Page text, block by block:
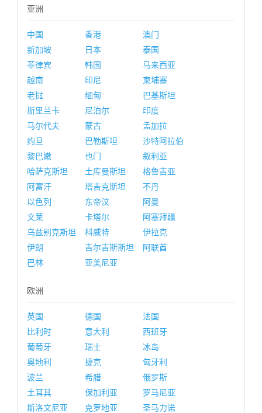
亚洲
中国 香港
澳门
新加坡
日本
泰国
菲律宾
韩国
马来西亚
越南
印尼
柬埔寨
老挝
缅甸
巴基斯坦
斯里兰卡
尼泊尔
印度
马尔代夫
蒙古
孟加拉
约旦
巴勒斯坦
沙特阿拉伯
黎巴嫩
也门
叙利亚
哈萨克斯坦
土库曼斯坦
格鲁吉亚
阿富汗
塔吉克斯坦
不丹
以色列
东帝汶
阿曼
文莱
卡塔尔
阿塞拜疆
乌兹别克斯坦
科威特
伊拉克
伊朗
吉尔吉斯斯坦
阿联酋
巴林
亚美尼亚
欧洲
英国 德国
法国
比利时
意大利
西班牙
葡萄牙
瑞士
冰岛
奥地利
捷克
匈牙利
波兰
希腊
俄罗斯
土耳其
保加利亚
罗马尼亚
斯洛文尼亚
克罗地亚
圣马力诺